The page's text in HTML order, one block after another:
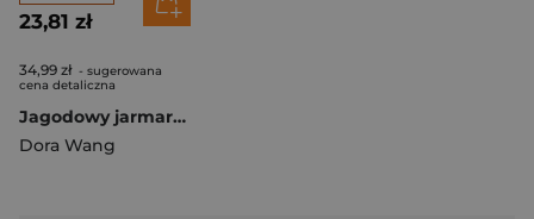
23,81 zł
34,99 zł - sugerowana
cena detaliczna
Jagodowy jarmark. Budyniowa Brzoskwinka
Dora Wang